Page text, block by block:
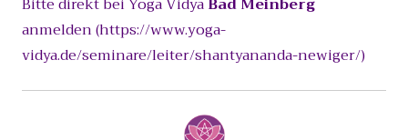
anmelden (https://www.yoga-
vidya.de/seminare/leiter/shantyananda-newiger/)